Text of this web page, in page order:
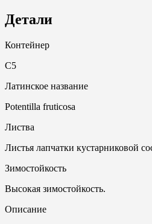
Детали
Контейнер
С5
Латинское название
Potentilla fruticosa
Листва
Листья лапчатки кустарниковой
Зимостойкость
Высокая зимостойкость.
Описание